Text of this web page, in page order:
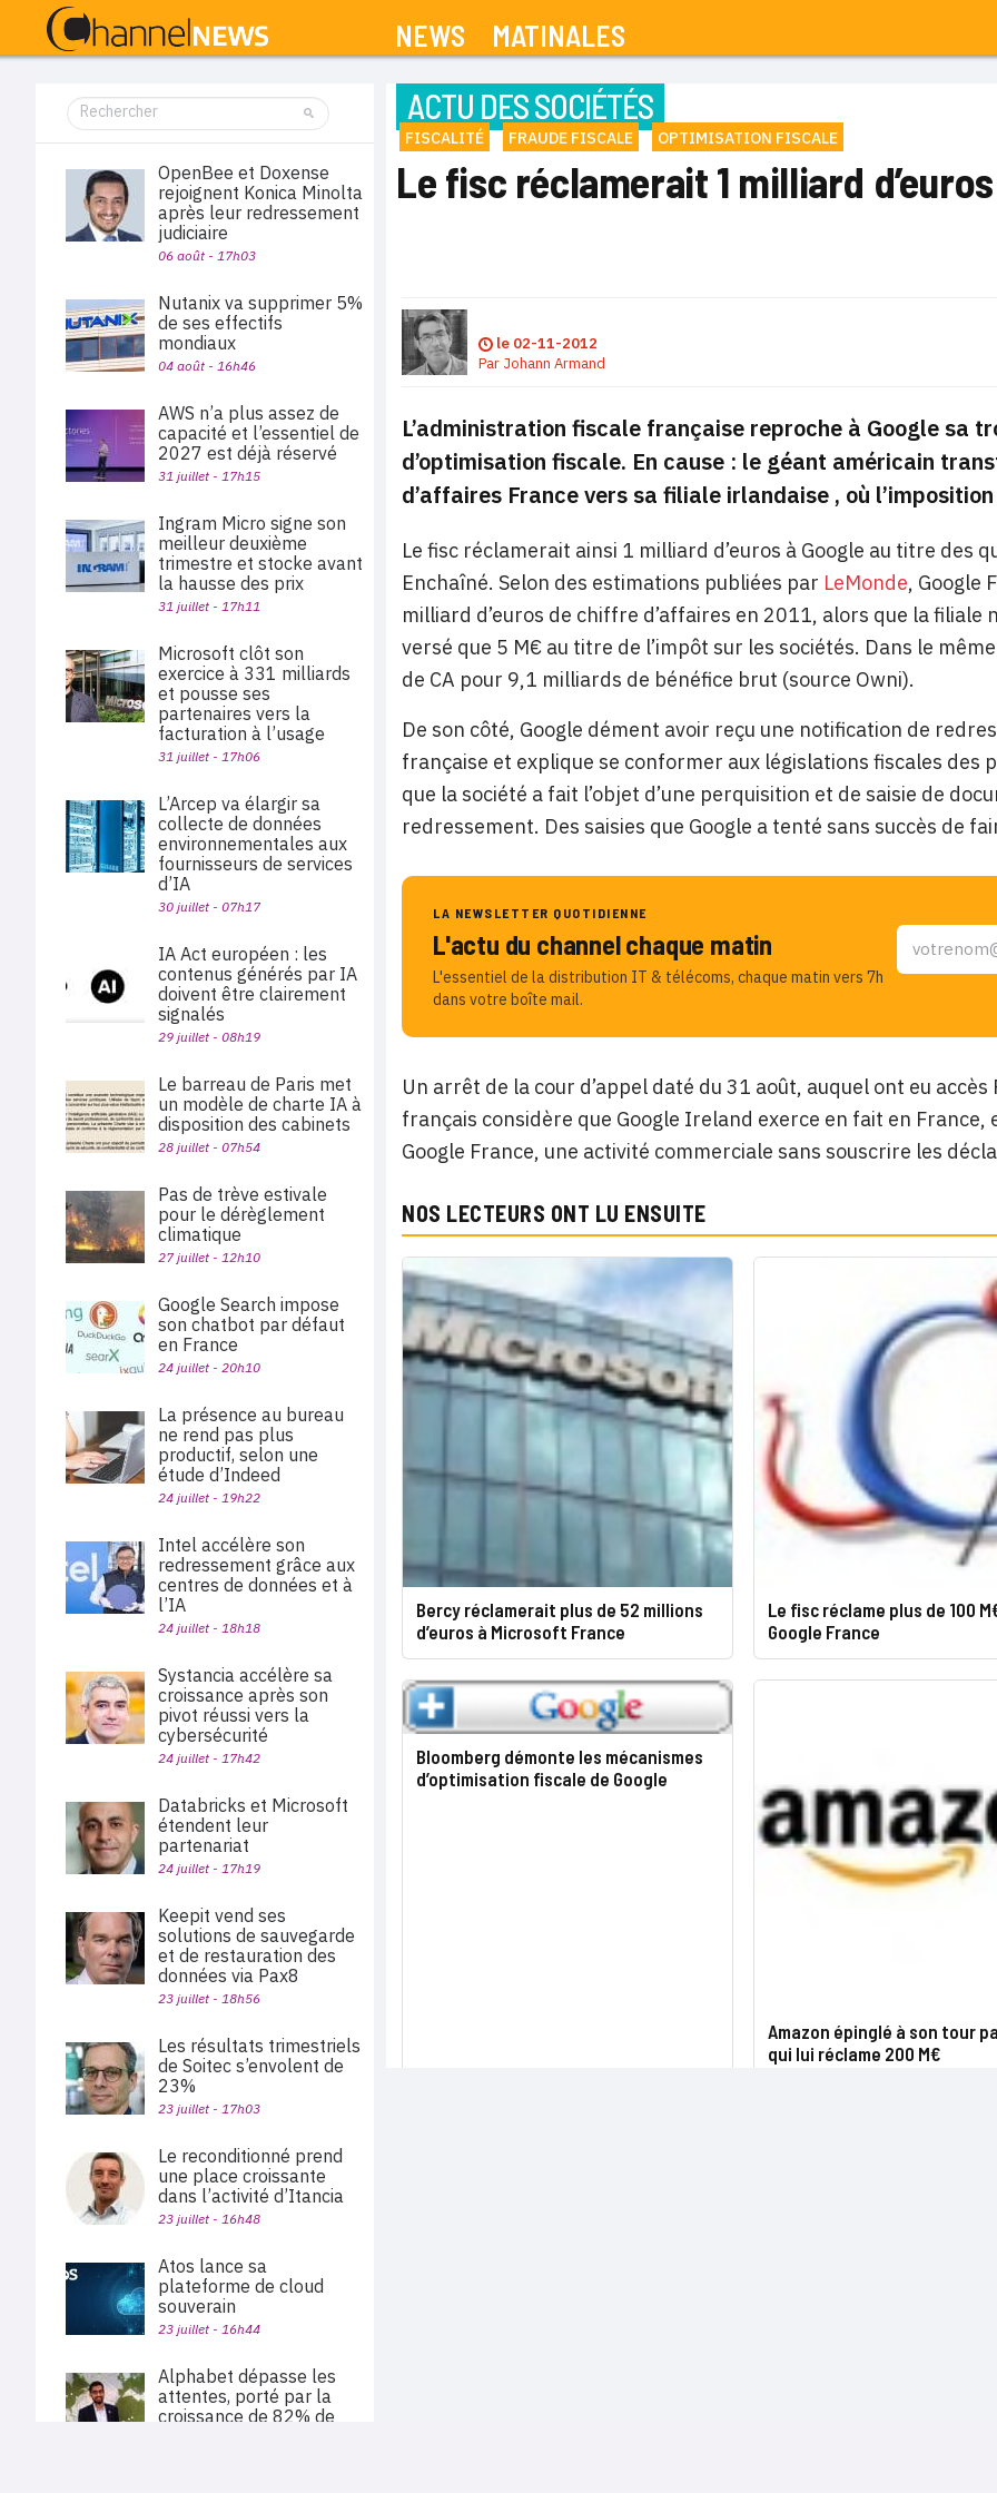
NEWS MATINALES
ACTU DES SOCIÉTÉS
FISCALITÉ FRAUDE FISCALE OPTIMISATION FISCALE
Le fisc réclamerait 1 milliard
le 02-11-2012
Par Johann Armand
L’administration fiscale française reproche à Google sa
d’optimisation fiscale. En cause : le géant américain
d’affaires France vers sa filiale irlandaise , où
Le fisc réclamerait ainsi 1 milliard d’euros à Google au titre des
Enchaîné. Selon des estimations publiées par LeMonde, Google
milliard d’euros de chiffre d’affaires en 2011, alors que la filiale
versé que 5 M€ au titre de l’impôt sur les sociétés. Dans le
de CA pour 9,1 milliards de bénéfice brut (source Owni).
De son côté, Google dément avoir reçu une notification de
française et explique se conformer aux législations fiscales des
que la société a fait l’objet d’une perquisition et de saisie de
redressement. Des saisies que Google a tenté sans succès de
LA NEWSLETTER QUOTIDIENNE
L'actu du channel chaque matin
L'essentiel de la distribution IT & télécoms, chaque matin vers 7h
dans votre boîte mail.
Un arrêt de la cour d’appel daté du 31 août, auquel ont eu accès
français considère que Google Ireland exerce en fait en
Google France, une activité commerciale sans souscrire les
NOS LECTEURS ONT LU ENSUITE
Bercy réclamerait plus de 52 millions
d’euros à Microsoft France
Le fisc réclame plus de 100
Google France
Bloomberg démonte les mécanismes
d’optimisation fiscale de Google
Amazon épinglé à son tour
qui lui réclame 200 M€
OpenBee et Doxense
rejoignent Konica Minolta
après leur redressement
judiciaire
06 août - 17h03
Nutanix va supprimer 5%
de ses effectifs
mondiaux
04 août - 16h46
AWS n’a plus assez de
capacité et l’essentiel de
2027 est déjà réservé
31 juillet - 17h15
Ingram Micro signe son
meilleur deuxième
trimestre et stocke avant
la hausse des prix
31 juillet - 17h11
Microsoft clôt son
exercice à 331 milliards
et pousse ses
partenaires vers la
facturation à l’usage
31 juillet - 17h06
L’Arcep va élargir sa
collecte de données
environnementales aux
fournisseurs de services
d’IA
30 juillet - 07h17
IA Act européen : les
contenus générés par IA
doivent être clairement
signalés
29 juillet - 08h19
Le barreau de Paris met
un modèle de charte IA à
disposition des cabinets
28 juillet - 07h54
Pas de trève estivale
pour le dérèglement
climatique
27 juillet - 12h10
Google Search impose
son chatbot par défaut
en France
24 juillet - 20h10
La présence au bureau
ne rend pas plus
productif, selon une
étude d’Indeed
24 juillet - 19h22
Intel accélère son
redressement grâce aux
centres de données et à
l’IA
24 juillet - 18h18
Systancia accélère sa
croissance après son
pivot réussi vers la
cybersécurité
24 juillet - 17h42
Databricks et Microsoft
étendent leur
partenariat
24 juillet - 17h19
Keepit vend ses
solutions de sauvegarde
et de restauration des
données via Pax8
23 juillet - 18h56
Les résultats trimestriels
de Soitec s’envolent de
23%
23 juillet - 17h03
Le reconditionné prend
une place croissante
dans l’activité d’Itancia
23 juillet - 16h48
Atos lance sa
plateforme de cloud
souverain
23 juillet - 16h44
Alphabet dépasse les
attentes, porté par la
croissance de 82% de